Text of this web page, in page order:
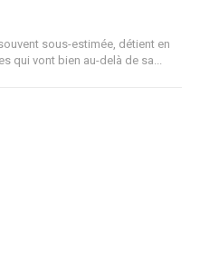
sous-estimée, détient en
qui vont bien au-delà de sa...